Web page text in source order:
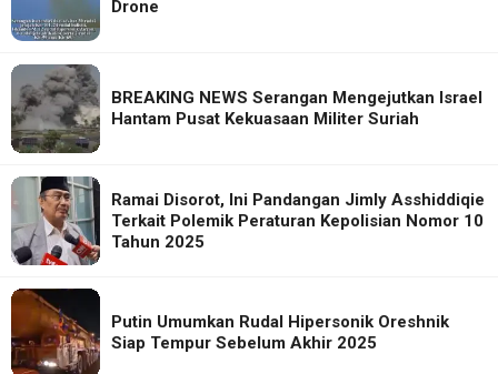
Drone
BREAKING NEWS Serangan Mengejutkan Israel
Hantam Pusat Kekuasaan Militer Suriah
Ramai Disorot, Ini Pandangan Jimly Asshiddiqie
Terkait Polemik Peraturan Kepolisian Nomor 10
Tahun 2025
Putin Umumkan Rudal Hipersonik Oreshnik
Siap Tempur Sebelum Akhir 2025